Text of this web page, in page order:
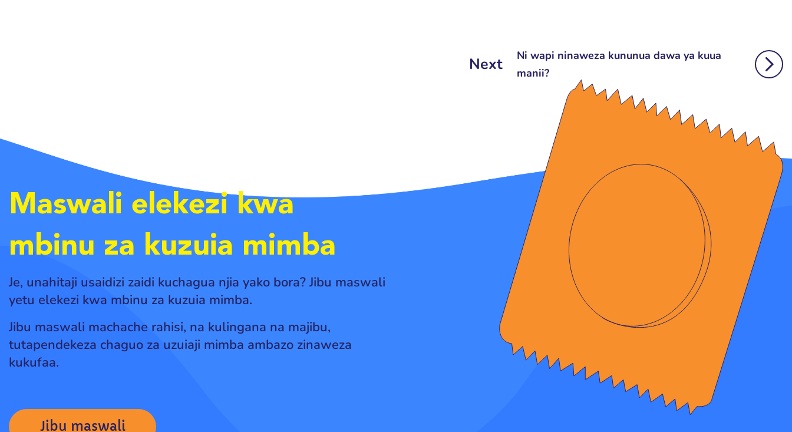
Next
Ni wapi ninaweza kununua dawa ya kuua
manii?
Maswali elekezi kwa
mbinu za kuzuia mimba
Je, unahitaji usaidizi zaidi kuchagua njia yako bora? Jibu maswali
yetu elekezi kwa mbinu za kuzuia mimba.
Jibu maswali machache rahisi, na kulingana na majibu,
tutapendekeza chaguo za uzuiaji mimba ambazo zinaweza
kukufaa.
Jibu maswali